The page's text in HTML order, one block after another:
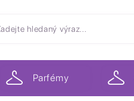
Parfémy